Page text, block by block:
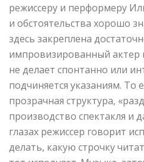
режиссеру и перформеру
и обстоятельства хорошо
здесь закреплена
импровизированный актер
не делает спонтанно или
подчиняется указаниям. То
прозрачная структура,
производство спектакля и
глазах режиссер говорит
делать, какую строчку